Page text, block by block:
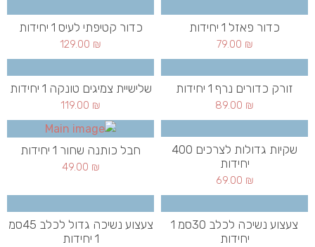
כדור פאזל 1 יחידות
79.00 ₪
כדור קטיפתי לעיס 1 יחידות
129.00 ₪
זורק כדורים נרף 1 יחידות
89.00 ₪
שלישיית צמיגים טונקה 1 יחידות
119.00 ₪
שקיות גדולות לצרכים 400
יחידות
69.00 ₪
חבל כותנה שחור 1 יחידות
49.00 ₪
צעצוע נשיכה לכלב 30סמ 1
יחידות
צעצוע נשיכה גדול לכלב 45סמ
1 יחידות